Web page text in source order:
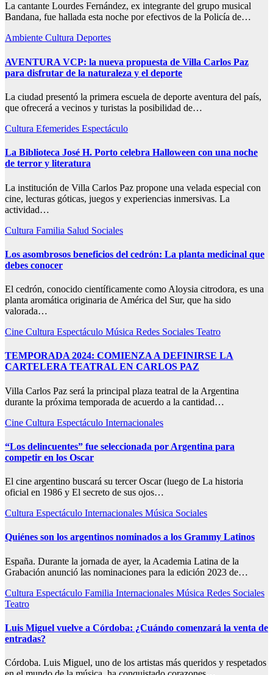
La cantante Lourdes Fernández, ex integrante del grupo musical
Bandana, fue hallada esta noche por efectivos de la Policía de…
Ambiente Cultura Deportes
AVENTURA VCP: la nueva propuesta de Villa Carlos Paz
para disfrutar de la naturaleza y el deporte
La ciudad presentó la primera escuela de deporte aventura del país,
que ofrecerá a vecinos y turistas la posibilidad de…
Cultura Efemerides Espectáculo
La Biblioteca José H. Porto celebra Halloween con una noche
de terror y literatura
La institución de Villa Carlos Paz propone una velada especial con
cine, lecturas góticas, juegos y experiencias inmersivas. La
actividad…
Cultura Familia Salud Sociales
Los asombrosos beneficios del cedrón: La planta medicinal que
debes conocer
El cedrón, conocido científicamente como Aloysia citrodora, es una
planta aromática originaria de América del Sur, que ha sido
valorada…
Cine Cultura Espectáculo Música Redes Sociales Teatro
TEMPORADA 2024: COMIENZA A DEFINIRSE LA
CARTELERA TEATRAL EN CARLOS PAZ
Villa Carlos Paz será la principal plaza teatral de la Argentina
durante la próxima temporada de acuerdo a la cantidad…
Cine Cultura Espectáculo Internacionales
“Los delincuentes” fue seleccionada por Argentina para
competir en los Oscar
El cine argentino buscará su tercer Oscar (luego de La historia
oficial en 1986 y El secreto de sus ojos…
Cultura Espectáculo Internacionales Música Sociales
Quiénes son los argentinos nominados a los Grammy Latinos
España. Durante la jornada de ayer, la Academia Latina de la
Grabación anunció las nominaciones para la edición 2023 de…
Cultura Espectáculo Familia Internacionales Música Redes Sociales
Teatro
Luis Miguel vuelve a Córdoba: ¿Cuándo comenzará la venta de
entradas?
Córdoba. Luis Miguel, uno de los artistas más queridos y respetados